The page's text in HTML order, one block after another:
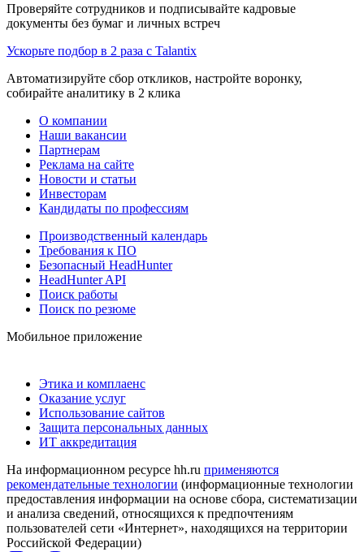
Проверяйте сотрудников и подписывайте кадровые
документы без бумаг и личных встреч
Ускорьте подбор в 2 раза с Talantix
Автоматизируйте сбор откликов, настройте воронку,
собирайте аналитику в 2 клика
О компании
Наши вакансии
Партнерам
Реклама на сайте
Новости и статьи
Инвесторам
Кандидаты по профессиям
Производственный календарь
Требования к ПО
Безопасный HeadHunter
HeadHunter API
Поиск работы
Поиск по резюме
Мобильное приложение
Этика и комплаенс
Оказание услуг
Использование сайтов
Защита персональных данных
ИТ аккредитация
На информационном ресурсе hh.ru применяются
рекомендательные технологии (информационные технологии
предоставления информации на основе сбора, систематизации
и анализа сведений, относящихся к предпочтениям
пользователей сети «Интернет», находящихся на территории
Российской Федерации)